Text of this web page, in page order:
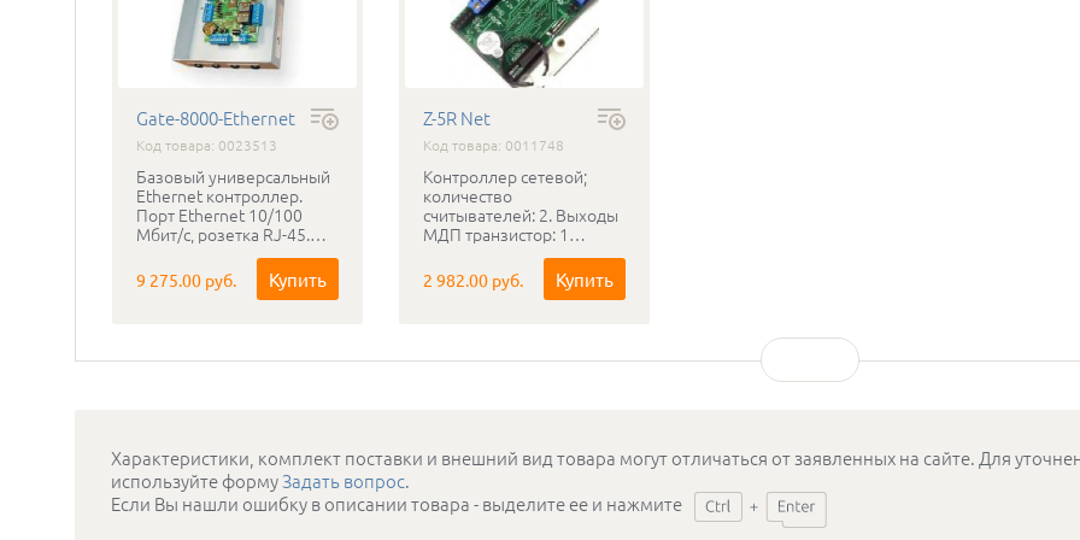
Gate-8000-Ethernet
Код товара: 0023513
Базовый универсальный
Ethernet контроллер.
Порт Ethernet 10/100
Мбит/с, розетка RJ-45.
Энергонезависимая
память на 16 тыс.ключей,
8 тыс.событий и 7
турникетный, шлюз.
локальных сценариев
(FreeLogic). 2 входа
считывателей Wiegand
9 275.00 руб. Купить
Z-5R Net
Код товара: 0011748
Контроллер сетевой;
количество
считывателей: 2. Выходы
МДП транзистор: 1
(электромагнитный/
электромеханический
замок). Типы (протоколы)
Количество ключей: 2000.
обеспечение: Страж+. По
подключению и работе в
аналогичен контроллеру
2 982.00 руб. Купить
Характеристики, комплект поставки и внешний вид товара могут отличаться от заявленных на сайте. Для
используйте формуЗадать вопрос.
Если Вы нашли ошибку в описании товара - выделите ее и нажмите